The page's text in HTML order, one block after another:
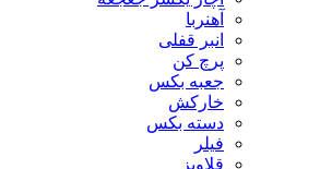
آهنربا
انبر قفلی
پرچ کن
جعبه بکس
خارکش
دسته بکس
فیلر
قلاویز